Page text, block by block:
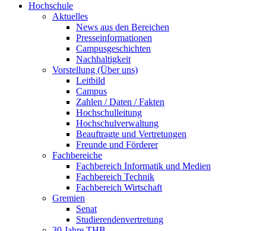
Hochschule
Aktuelles
News aus den Bereichen
Presseinformationen
Campusgeschichten
Nachhaltigkeit
Vorstellung (Über uns)
Leitbild
Campus
Zahlen / Daten / Fakten
Hochschulleitung
Hochschulverwaltung
Beauftragte und Vertretungen
Freunde und Förderer
Fachbereiche
Fachbereich Informatik und Medien
Fachbereich Technik
Fachbereich Wirtschaft
Gremien
Senat
Studierendenvertretung